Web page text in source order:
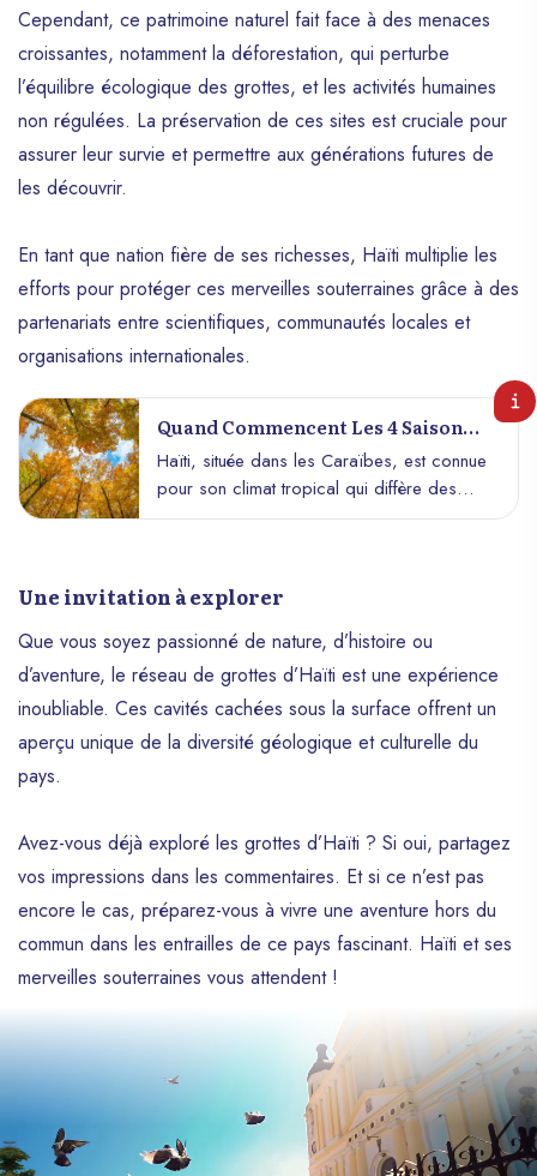
Cependant, ce patrimoine naturel fait face à des menaces
croissantes, notamment la déforestation, qui perturbe
l’équilibre écologique des grottes, et les activités humaines
non régulées. La préservation de ces sites est cruciale pour
assurer leur survie et permettre aux générations futures de
les découvrir.
En tant que nation fière de ses richesses, Haïti multiplie les
efforts pour protéger ces merveilles souterraines grâce à des
partenariats entre scientifiques, communautés locales et
organisations internationales.
Quand Commencent Les 4 Saisons
En Haïti ?
Haïti, située dans les Caraïbes, est connue
pour son climat tropical qui diffère des
saisons telles que définies dans les pays
hiver), le pays connaît principalement une
alternance entre la saison sèche et la
saison des pluies. Cependant, il existe des
variations climatiques qui s’associent aux
périodes de l’année et influencent la vie
des Haïtiens. Cet article vous explique
Une invitation à explorer
Que vous soyez passionné de nature, d’histoire ou
d’aventure, le réseau de grottes d’Haïti est une expérience
inoubliable. Ces cavités cachées sous la surface offrent un
aperçu unique de la diversité géologique et culturelle du
pays.
Avez-vous déjà exploré les grottes d’Haïti ? Si oui, partagez
vos impressions dans les commentaires. Et si ce n’est pas
encore le cas, préparez-vous à vivre une aventure hors du
commun dans les entrailles de ce pays fascinant. Haïti et ses
merveilles souterraines vous attendent !